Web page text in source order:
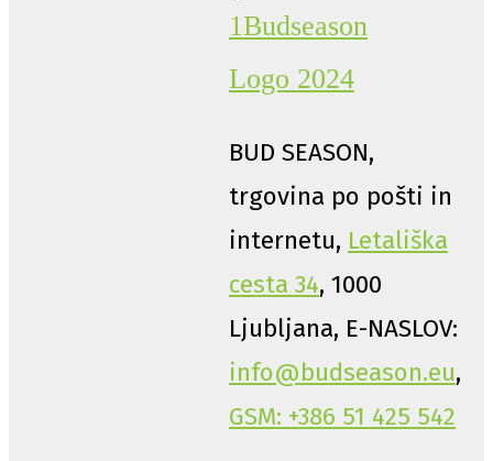
BUD SEASON,
trgovina po pošti in
internetu, Letališka
cesta 34, 1000
Ljubljana, E-NASLOV:
info@budseason.eu,
GSM: +386 51 425 542